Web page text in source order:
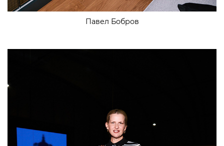
Павел Бобров